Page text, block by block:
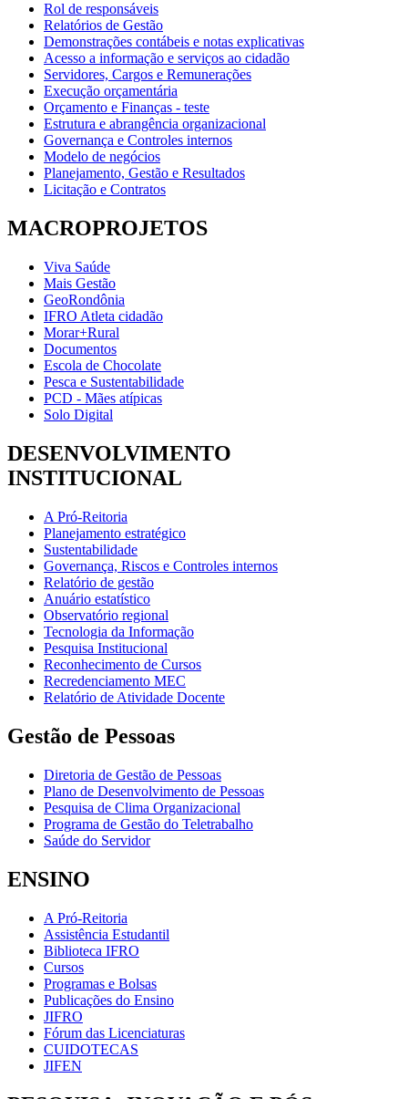
Rol de responsáveis
Relatórios de Gestão
Demonstrações contábeis e notas explicativas
Acesso a informação e serviços ao cidadão
Servidores, Cargos e Remunerações
Execução orçamentária
Orçamento e Finanças - teste
Estrutura e abrangência organizacional
Governança e Controles internos
Modelo de negócios
Planejamento, Gestão e Resultados
Licitação e Contratos
MACROPROJETOS
Viva Saúde
Mais Gestão
GeoRondônia
IFRO Atleta cidadão
Morar+Rural
Documentos
Escola de Chocolate
Pesca e Sustentabilidade
PCD - Mães atípicas
Solo Digital
DESENVOLVIMENTO
INSTITUCIONAL
A Pró-Reitoria
Planejamento estratégico
Sustentabilidade
Governança, Riscos e Controles internos
Relatório de gestão
Anuário estatístico
Observatório regional
Tecnologia da Informação
Pesquisa Institucional
Reconhecimento de Cursos
Recredenciamento MEC
Relatório de Atividade Docente
Gestão de Pessoas
Diretoria de Gestão de Pessoas
Plano de Desenvolvimento de Pessoas
Pesquisa de Clima Organizacional
Programa de Gestão do Teletrabalho
Saúde do Servidor
ENSINO
A Pró-Reitoria
Assistência Estudantil
Biblioteca IFRO
Cursos
Programas e Bolsas
Publicações do Ensino
JIFRO
Fórum das Licenciaturas
CUIDOTECAS
JIFEN